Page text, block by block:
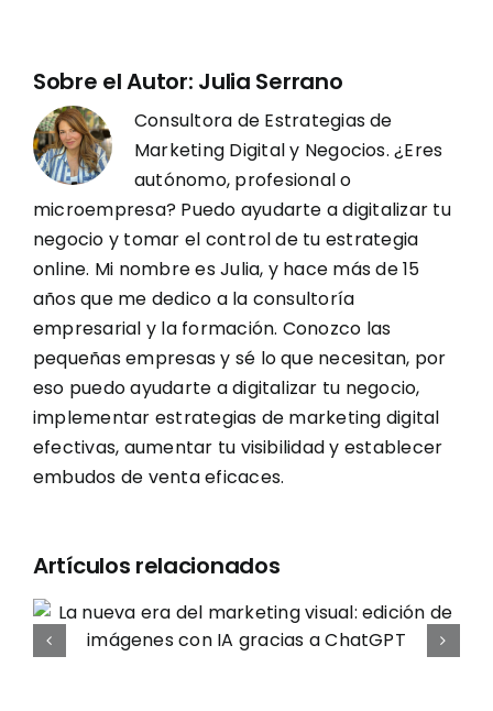
Sobre el Autor: Julia Serrano
Consultora de Estrategias de
Marketing Digital y Negocios. ¿Eres
autónomo, profesional o
microempresa? Puedo ayudarte a digitalizar tu
negocio y tomar el control de tu estrategia
online. Mi nombre es Julia, y hace más de 15
años que me dedico a la consultoría
empresarial y la formación. Conozco las
pequeñas empresas y sé lo que necesitan, por
eso puedo ayudarte a digitalizar tu negocio,
implementar estrategias de marketing digital
efectivas, aumentar tu visibilidad y establecer
embudos de venta eficaces.
Artículos relacionados
Adiós, 2024: Un año de
aprendizaje y crecimiento.